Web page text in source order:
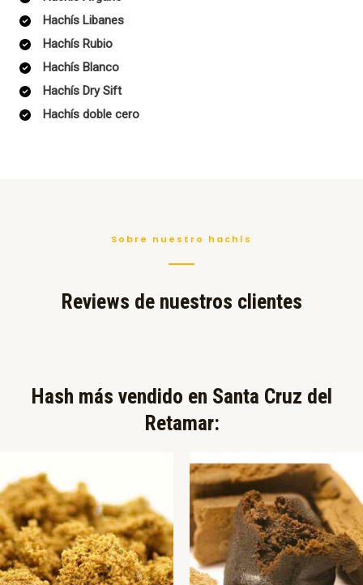
Hachís Libanes
Hachís Rubio
Hachís Blanco
Hachís Dry Sift
Hachís doble cero
Sobre nuestro hachís
Reviews de nuestros clientes
Hash más vendido en Santa Cruz del
Retamar:​